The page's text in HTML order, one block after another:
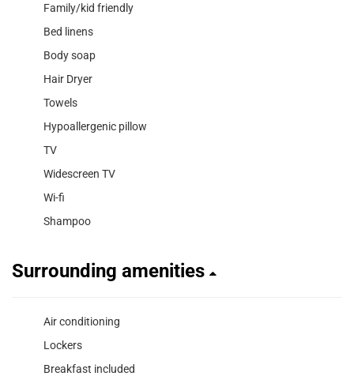
Family/kid friendly
Bed linens
Body soap
Hair Dryer
Towels
Hypoallergenic pillow
TV
Widescreen TV
Wi-fi
Shampoo
Surrounding amenities
Air conditioning
Lockers
Breakfast included